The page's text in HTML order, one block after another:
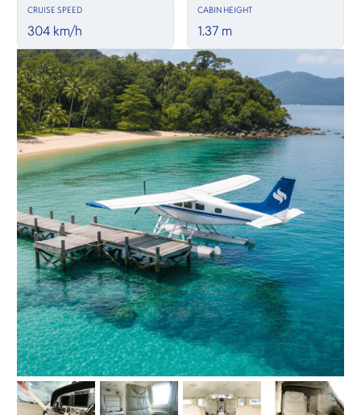
CRUISE SPEED
304 km/h
CABIN HEIGHT
1.37 m